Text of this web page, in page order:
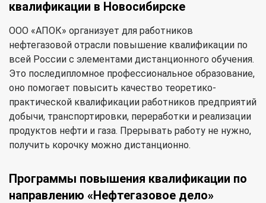
квалификации в Новосибирске
ООО «АПОК» организует для работников
нефтегазовой отрасли повышение квалификации по
всей России с элементами дистанционного обучения.
Это последипломное профессиональное образование,
оно помогает повысить качество теоретико-
практической квалификации работников предприятий
добычи, транспортировки, переработки и реализации
продуктов нефти и газа. Прерывать работу не нужно,
получить корочку можно дистанционно.
Программы повышения квалификации по
направлению «Нефтегазовое дело»